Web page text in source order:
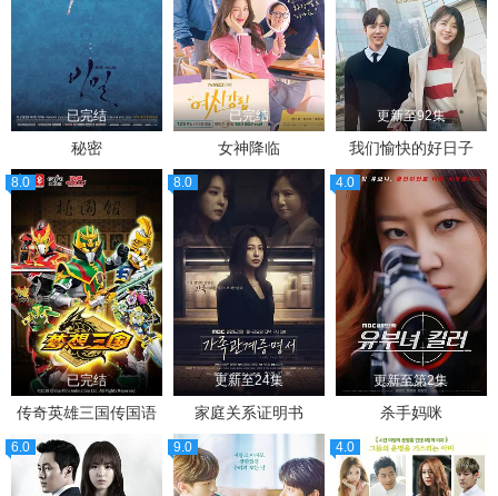
已完结
秘密
已完结
女神降临
更新至92集
我们愉快的好日子
8.0
已完结
传奇英雄三国传国语
8.0
更新至24集
家庭关系证明书
4.0
更新至第2集
杀手妈咪
6.0 9.0 4.0